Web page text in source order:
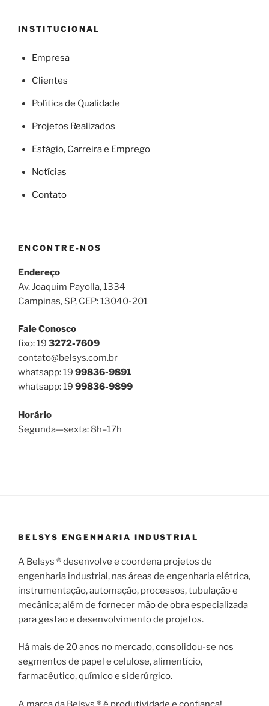
INSTITUCIONAL
Empresa
Clientes
Política de Qualidade
Projetos Realizados
Estágio, Carreira e Emprego
Notícias
Contato
ENCONTRE-NOS
Endereço
Av. Joaquim Payolla, 1334
Campinas, SP, CEP: 13040-201
Fale Conosco
fixo: 19 3272-7609
contato@belsys.com.br
whatsapp: 19 99836-9891
whatsapp: 19 99836-9899
Horário
Segunda—sexta: 8h–17h
BELSYS ENGENHARIA INDUSTRIAL
A Belsys ® desenvolve e coordena projetos de
engenharia industrial, nas áreas de engenharia elétrica,
instrumentação, automação, processos, tubulação e
mecânica; além de fornecer mão de obra especializada
para gestão e desenvolvimento de projetos.
Há mais de 20 anos no mercado, consolidou-se nos
segmentos de papel e celulose, alimentício,
farmacêutico, químico e siderúrgico.